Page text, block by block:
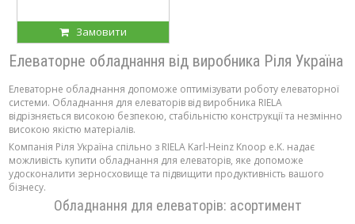
Замовити
Елеваторне обладнання від виробника Ріля Україна
Елеваторне обладнання допоможе оптимізувати роботу елеваторної
системи. Обладнання для елеваторів від виробника RIELA
відрізняється високою безпекою, стабільністю конструкції та незмінно
високою якістю матеріалів.
Компанія Ріля Україна спільно з RIELA Karl-Heinz Knoop e.K. надає
можливість купити обладнання для елеваторів, яке допоможе
удосконалити зерносховище та підвищити продуктивність вашого
бізнесу.
Обладнання для елеваторів: асортимент